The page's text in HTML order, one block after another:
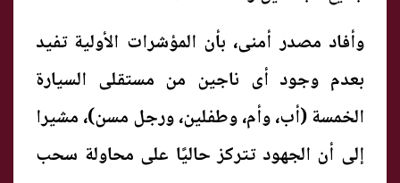
وأفاد مصدر أمنى، بأن المؤشرات الأولية تفيد
بعدم وجود أى ناجين من مستقلى السيارة
الخمسة (أب، وأم، وطفلين، ورجل مسن)، مشيرا
إلى أن الجهود تتركز حاليًا على محاولة سحب